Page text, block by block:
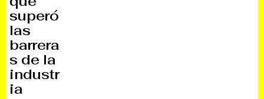
superó
las
barrera
s de la
industr
ia